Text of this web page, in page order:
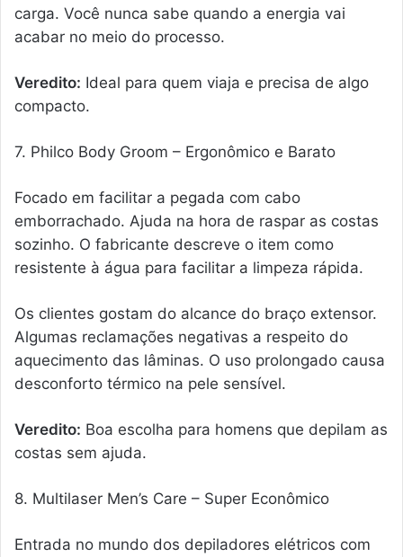
carga. Você nunca sabe quando a energia vai
acabar no meio do processo.
Veredito: Ideal para quem viaja e precisa de algo
compacto.
7. Philco Body Groom – Ergonômico e Barato
Focado em facilitar a pegada com cabo
emborrachado. Ajuda na hora de raspar as costas
sozinho. O fabricante descreve o item como
resistente à água para facilitar a limpeza rápida.
Os clientes gostam do alcance do braço extensor.
Algumas reclamações negativas a respeito do
aquecimento das lâminas. O uso prolongado causa
desconforto térmico na pele sensível.
Veredito: Boa escolha para homens que depilam as
costas sem ajuda.
8. Multilaser Men’s Care – Super Econômico
Entrada no mundo dos depiladores elétricos com